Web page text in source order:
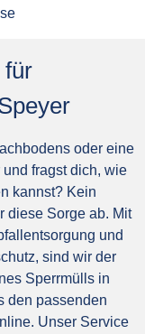
für
oder eine
fragst dich, wie
kannst? Kein
diese Sorge ab. Mit
und
sind wir der
Sperrmülls in
den passenden
Unser Service